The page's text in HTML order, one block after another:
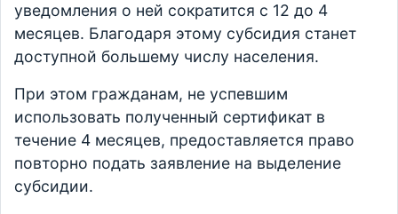
уведомления о ней сократится с 12 до 4
месяцев. Благодаря этому субсидия станет
доступной большему числу населения.
При этом гражданам, не успевшим
использовать полученный сертификат в
течение 4 месяцев, предоставляется право
повторно подать заявление на выделение
субсидии.